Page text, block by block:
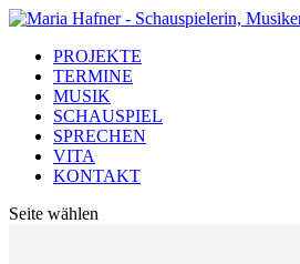
PROJEKTE
TERMINE
MUSIK
SCHAUSPIEL
SPRECHEN
VITA
KONTAKT
Seite wählen